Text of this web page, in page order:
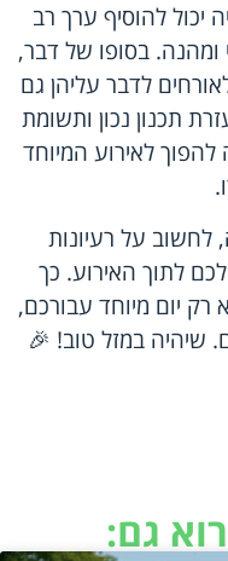
יכול להוסיף ערך רב
ומהנה. בסופו של דבר,
לדבר עליהן גם
תכנון נכון ותשומת
לאירוע המיוחד
על רעיונות
לתוך האירוע. כך
יום מיוחד עבורכם,
שיהיה במזל טוב! 🎉
גם: